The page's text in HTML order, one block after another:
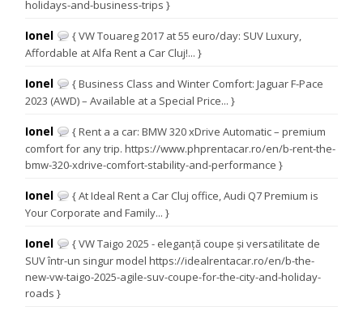
holidays-and-business-trips }
Ionel
{ VW Touareg 2017 at 55 euro/day: SUV Luxury,
Affordable at Alfa Rent a Car Cluj!... }
Ionel
{ Business Class and Winter Comfort: Jaguar F-Pace
2023 (AWD) – Available at a Special Price... }
Ionel
{ Rent a a car: BMW 320 xDrive Automatic – premium
comfort for any trip. https://www.phprentacar.ro/en/b-rent-the-
bmw-320-xdrive-comfort-stability-and-performance }
Ionel
{ At Ideal Rent a Car Cluj office, Audi Q7 Premium is
Your Corporate and Family... }
Ionel
{ VW Taigo 2025 - eleganță coupe și versatilitate de
SUV într-un singur model https://idealrentacar.ro/en/b-the-
new-vw-taigo-2025-agile-suv-coupe-for-the-city-and-holiday-
roads }